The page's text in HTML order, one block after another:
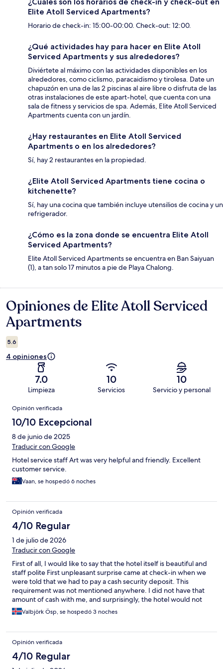
Elite Atoll Serviced Apartments?
Horario de check-in: 15:00-00:00. Check-out: 12:00.
¿Qué actividades hay para hacer en Elite Atoll
Serviced Apartments y sus alrededores?
Diviértete al máximo con las actividades disponibles en los
alrededores, como ciclismo, paracaidismo y tirolesa. Date un
chapuzón en una de las 2 piscinas al aire libre o disfruta de las
otras instalaciones de este apart-hotel, que cuenta con una
sala de fitness y servicios de spa. Además, Elite Atoll Serviced
Apartments cuenta con un jardín.
¿Hay restaurantes en Elite Atoll Serviced
Apartments o en los alrededores?
Sí, hay 2 restaurantes en la propiedad.
¿Elite Atoll Serviced Apartments tiene cocina o
kitchenette?
Sí, hay una cocina que también incluye utensilios de cocina y un
refrigerador.
¿Cómo es la zona donde se encuentra Elite Atoll
Serviced Apartments?
Elite Atoll Serviced Apartments se encuentra en Ban Saiyuan
(1), a tan solo 17 minutos a pie de Playa Chalong.
Opiniones
Opiniones de Elite Atoll Serviced
Apartments
5.6
4 opiniones
7.0
Limpieza
10
Servicios
10
Servicio y personal
Opiniones
Opinión verificada
10/10 Excepcional
8 de junio de 2025
Traducir con Google
Hotel service staff Art was very helpful and friendly. Excellent
customer service.
Vaan, se hospedó 6 noches
Opinión verificada
4/10 Regular
1 de julio de 2026
Traducir con Google
First of all, I would like to say that the hotel itself is beautiful and
staff polite First unpleasant surprise came at check-in when we
were told that we had to pay a cash security deposit. This
requirement was not mentioned anywhere. I did not have that
amount of cash with me, and surprisingly, the hotel would not
accept a credit card for the deposit. After some discussion, the
staff kindly agreed to accept the smaller amount of cash that I
check-out. In the room contains a detailed price list for stains on
towels and bed linen, broken cutlery I would have expected a
credit card deposit to be a much safer and more practical
solution for both the hotel and its guests. Another major
Valbjörk Ösp, se hospedó 3 noches
Opinión verificada
4/10 Regular